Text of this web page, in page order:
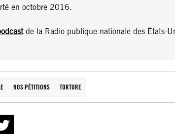
en octobre 2016.
de la Radio publique nationale des États-
NOS PÉTITIONS TORTURE